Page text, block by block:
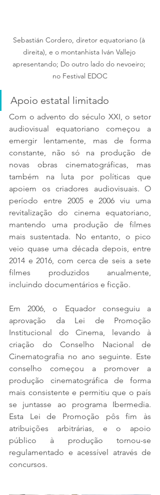
Sebastián Cordero, diretor equatoriano (à
direita), e o montanhista Iván Vallejo
apresentando; Do outro lado do nevoeiro;
no Festival EDOC
Apoio estatal limitado
Com o advento do século XXI, o setor
audiovisual equatoriano começou a
emergir lentamente, mas de forma
constante, não só na produção de
novas obras cinematográficas, mas
também na luta por políticas que
apoiem os criadores audiovisuais. O
período entre 2005 e 2006 viu uma
revitalização do cinema equatoriano,
mantendo uma produção de filmes
mais sustentada. No entanto, o pico
veio quase uma década depois, entre
2014 e 2016, com cerca de seis a sete
filmes produzidos anualmente,
incluindo documentários e ficção.
Em 2006, o Equador conseguiu a
aprovação da Lei de Promoção
Institucional do Cinema, levando à
criação do Conselho Nacional de
Cinematografia no ano seguinte. Este
conselho começou a promover a
produção cinematográfica de forma
mais consistente e permitiu que o país
se juntasse ao programa Ibermedia.
Esta Lei de Promoção pôs fim às
atribuições arbitrárias, e o apoio
público à produção tornou-se
regulamentado e acessível através de
concursos.